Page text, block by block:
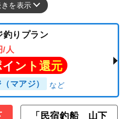
を表示
釣りプラン
/人
ント還元
マアジ）
「民宿釣船 山下